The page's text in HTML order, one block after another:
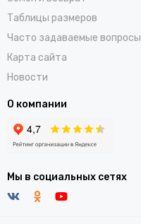
Таблицы размеров
Часто задаваемые вопросы
Карта сайта
Новости
О компании
Мы в социальных сетях